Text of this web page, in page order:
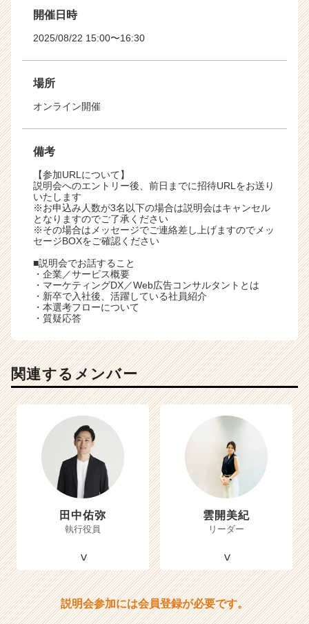
開催日時
2025/08/22 15:00〜16:30
場所
オンライン開催
備考
【参加URLについて】
説明会へのエントリー後、前日までに招待URLをお送り
いたします
※お申込み人数が3名以下の場合は説明会はキャンセル
となりますのでご了承ください
※その場合はメッセージでご連絡差し上げますのでメッ
セージBOXをご確認ください
■説明会でお話すること
・企業／サービス概要
・マーケティングDX／Web広告コンサルタントとは
・新卒で入社後、活躍している社員紹介
・本選考フローについて
・質疑応答
関連するメンバー
田中佑弥
執行役員
雲開美紀
リーダー
説明会参加には会員登録が必要です。